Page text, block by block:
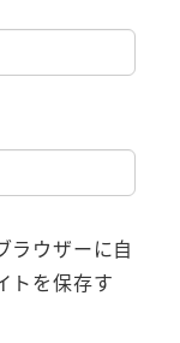
ラウザーに自
トを保存す